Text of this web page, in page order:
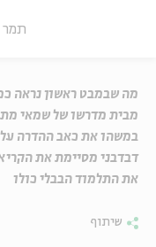
תמר
מה שבמבט ראשון נראה
מבית מדרשו של שמאי
במשהו את כאב ההדרה על
דבדבני מסיימת את
את התלמוד הבבלי כולו
שיתוף